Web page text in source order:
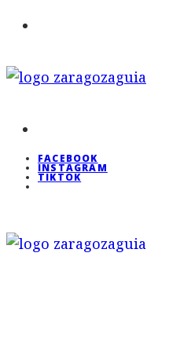
FACEBOOK
INSTAGRAM
TIKTOK